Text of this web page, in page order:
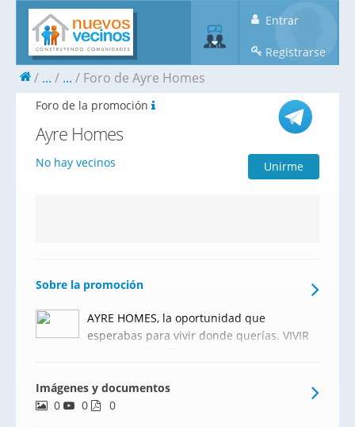
Entrar
Registrarse
... ... Foro de Ayre Homes
Foro de la promoción
Ayre Homes
No hay vecinos Unirme
Sobre la promoción
AYRE HOMES, la oportunidad que
esperabas para vivir donde querías. VIVIR
Paseo Marítimo y 5 minutos andando a
Imágenes y documentos
0
0 0